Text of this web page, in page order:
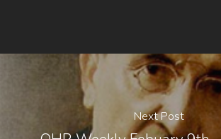
Next Post